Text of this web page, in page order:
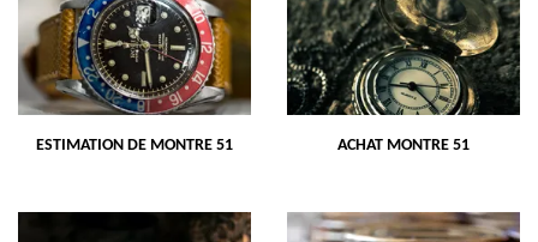
ESTIMATION DE MONTRE 51 ACHAT MONTRE 51